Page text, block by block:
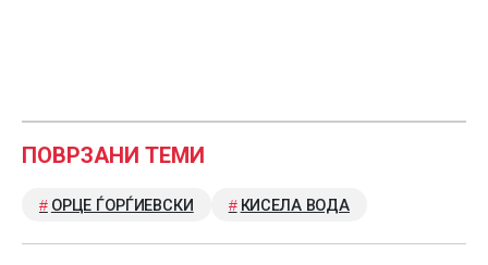
ПОВРЗАНИ ТЕМИ
ОРЦЕ ЃОРЃИЕВСКИ КИСЕЛА ВОДА